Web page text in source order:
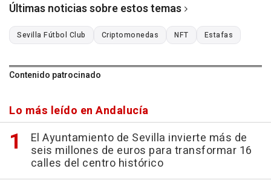
Últimas noticias sobre estos temas
Sevilla Fútbol Club Criptomonedas NFT Estafas
Contenido patrocinado
Lo más leído en Andalucía
El Ayuntamiento de Sevilla invierte más de
seis millones de euros para transformar 16
calles del centro histórico